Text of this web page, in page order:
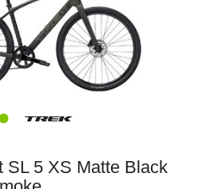
SL 5 XS Matte Black